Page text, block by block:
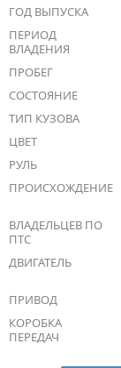
ГОД ВЫПУСКА
ПЕРИОД
ВЛАДЕНИЯ
ПРОБЕГ
СОСТОЯНИЕ
ТИП КУЗОВА
ЦВЕТ
РУЛЬ
ПРОИСХОЖДЕНИЕ
ВЛАДЕЛЬЦЕВ ПО
ПТС
ДВИГАТЕЛЬ
ПРИВОД
КОРОБКА
ПЕРЕДАЧ